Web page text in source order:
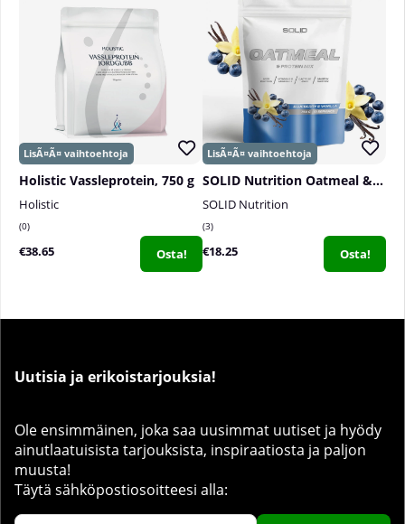
Holistic Vassleprotein, 750 g
Holistic
0
€38.65 Osta!
SOLID Nutrition Oatmeal & Protein Mix, 750 g
SOLID Nutrition
3
€18.25 Osta!
Uutisia ja erikoistarjouksia!
Ole ensimmäinen, joka saa uusimmat uutiset ja hyödy
ainutlaatuisista tarjouksista, inspiraatiosta ja paljon
muusta!
Täytä sähköpostiosoitteesi alla: